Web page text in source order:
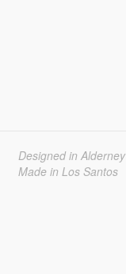
Designed in Alderney
Made in Los Santos